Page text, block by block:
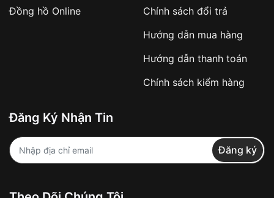
Số tiền còn lại thanh toán khi nhận hàng hoặc
✔️ Đảm bảo xử lý đơn hàng nhanh chóng
✔️ Hạn chế tình trạng hủy đơn không mong
Từ khóa SEO:
Khách hàng được
Đồng hồ Online
Chính sách đổi trả
Hướng dẫn mua hàng
Hướng dẫn thanh toán
Chính sách kiểm hàng
Đăng Ký Nhận Tin
Đăng ký